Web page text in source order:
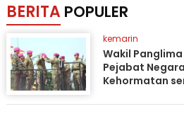
BERITA POPULER
kemarin
Wakil
Pejabat
Kehormatan